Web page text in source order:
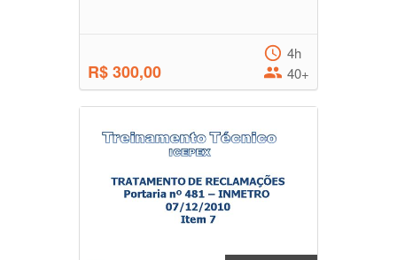
R$ 300,00
4h
40+